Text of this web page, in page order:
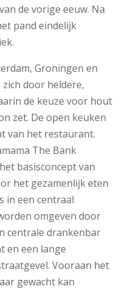
de vorige eeuw. Na
pand eindelijk
Groningen en
door heldere,
de keuze voor hout
zet. De open keuken
van het restaurant.
The Bank
basisconcept van
het gezamenlijk eten
in een centraal
omgeven door
centrale drankenbar
en een lange
Vooraan het
gewacht kan